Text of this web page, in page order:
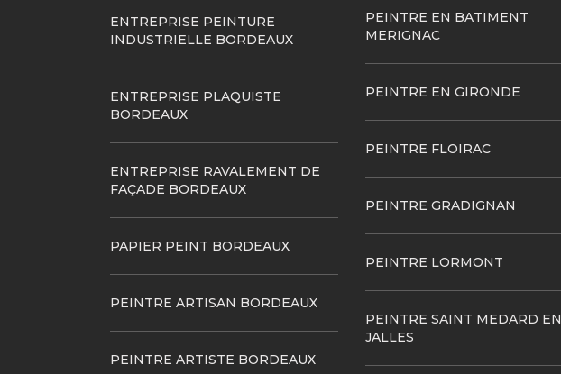
ENTREPRISE PEINTURE
INDUSTRIELLE BORDEAUX
ENTREPRISE PLAQUISTE
BORDEAUX
ENTREPRISE RAVALEMENT DE
FAÇADE BORDEAUX
PAPIER PEINT BORDEAUX
PEINTRE ARTISAN BORDEAUX
PEINTRE ARTISTE BORDEAUX
PEINTRE EN BATIMENT
MERIGNAC
PEINTRE EN GIRONDE
PEINTRE FLOIRAC
PEINTRE GRADIGNAN
PEINTRE LORMONT
PEINTRE SAINT MEDARD EN
JALLES